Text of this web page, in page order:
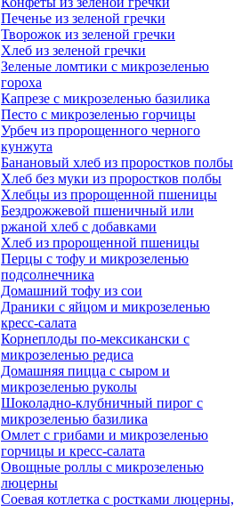
Печенье из зеленой гречки
Творожок из зеленой гречки
Хлеб из зеленой гречки
Зеленые ломтики с микрозеленью
гороха
Капрезе с микрозеленью базилика
Песто с микрозеленью горчицы
Урбеч из пророщенного черного
кунжута
Банановый хлеб из проростков полбы
Хлеб без муки из проростков полбы
Хлебцы из пророщенной пшеницы
Бездрожжевой пшеничный или
ржаной хлеб с добавками
Хлеб из пророщенной пшеницы
Перцы с тофу и микрозеленью
подсолнечника
Домашний тофу из сои
Драники с яйцом и микрозеленью
кресс-салата
Корнеплоды по-мексикански с
микрозеленью редиса
Домашняя пицца с сыром и
микрозеленью руколы
Шоколадно-клубничный пирог с
микрозеленью базилика
Омлет с грибами и микрозеленью
горчицы и кресс-салата
Овощные роллы с микрозеленью
люцерны
Соевая котлетка с ростками люцерны,